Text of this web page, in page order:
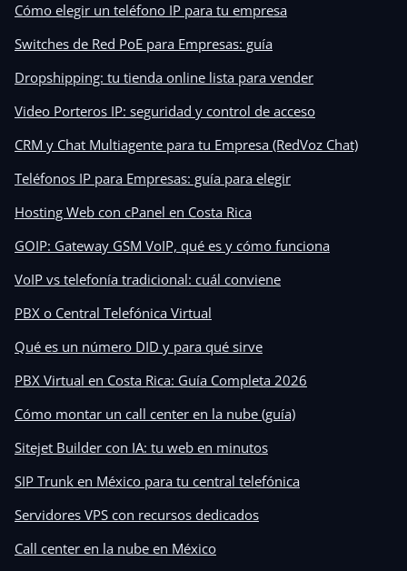
Cómo elegir un teléfono IP para tu empresa
Switches de Red PoE para Empresas: guía
Dropshipping: tu tienda online lista para vender
Video Porteros IP: seguridad y control de acceso
CRM y Chat Multiagente para tu Empresa (RedVoz Chat)
Teléfonos IP para Empresas: guía para elegir
Hosting Web con cPanel en Costa Rica
GOIP: Gateway GSM VoIP, qué es y cómo funciona
VoIP vs telefonía tradicional: cuál conviene
PBX o Central Telefónica Virtual
Qué es un número DID y para qué sirve
PBX Virtual en Costa Rica: Guía Completa 2026
Cómo montar un call center en la nube (guía)
Sitejet Builder con IA: tu web en minutos
SIP Trunk en México para tu central telefónica
Servidores VPS con recursos dedicados
Call center en la nube en México